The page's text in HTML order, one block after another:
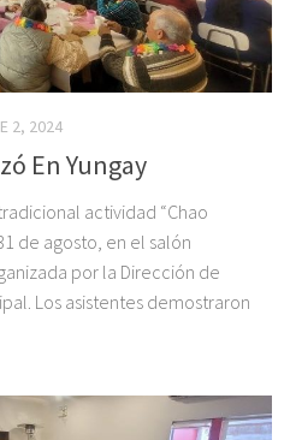
2, 2024
En Yungay
actividad “Chao
de agosto, en el salón
por la Dirección de
Los asistentes demostraron